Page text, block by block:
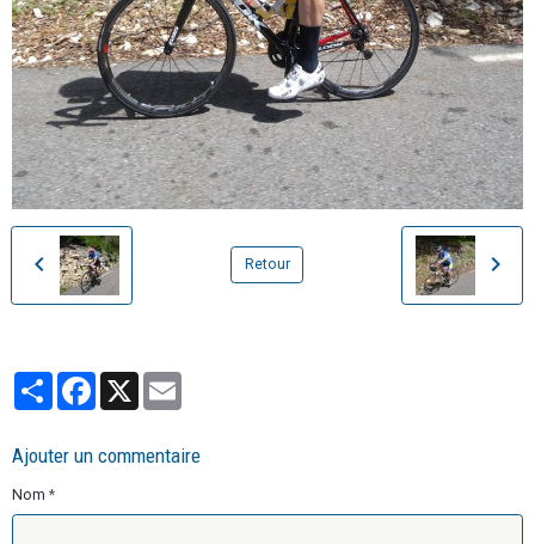
Retour
PartagerFacebook
X
Ajouter un commentaire
Nom